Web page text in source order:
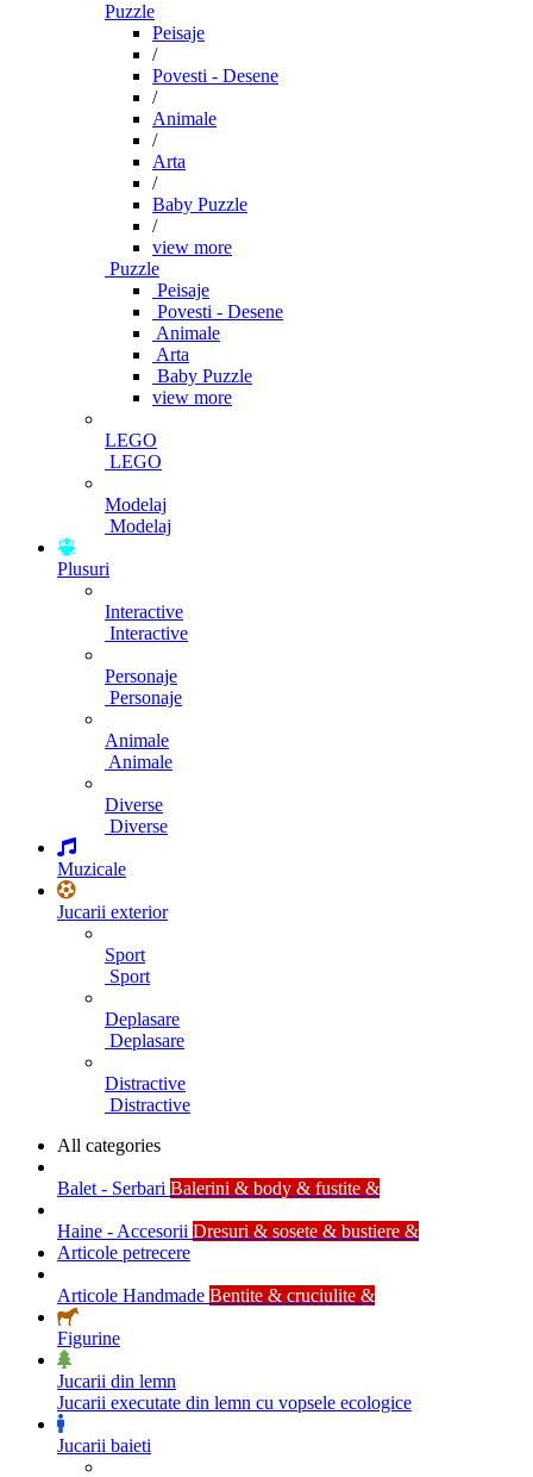
Puzzle
Peisaje
/
Povesti - Desene
/
Animale
/
Arta
/
Baby Puzzle
/
view more
Puzzle
Peisaje
Povesti - Desene
Animale
Arta
Baby Puzzle
view more
LEGO
LEGO
Modelaj
Modelaj
Plusuri
Interactive
Interactive
Personaje
Personaje
Animale
Animale
Diverse
Diverse
Muzicale
Jucarii exterior
Sport
Sport
Deplasare
Deplasare
Distractive
Distractive
All categories
Balet - Serbari Balerini & body & fustite &
Haine - Accesorii Dresuri & sosete & bustiere &
Articole petrecere
Articole Handmade Bentite & cruciulite &
Figurine
Jucarii din lemn
Jucarii executate din lemn cu vopsele ecologice
Jucarii baieti